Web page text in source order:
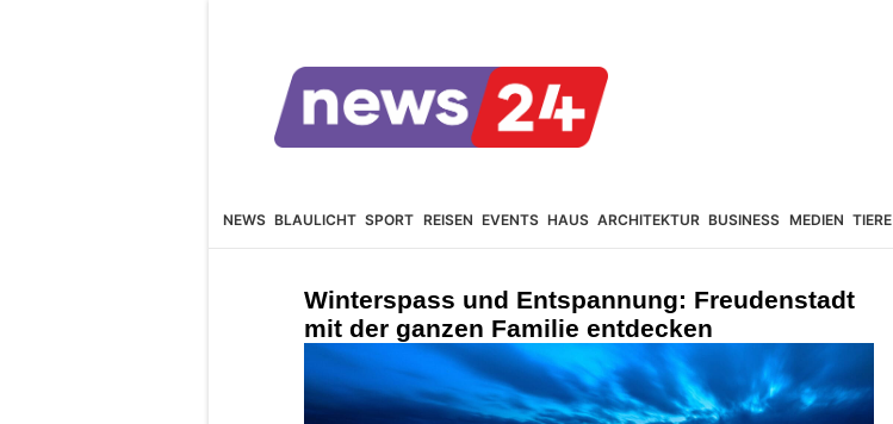
NEWS BLAULICHT SPORT REISEN EVENTS HAUS ARCHITEKTUR BUSINESS MEDIEN TIERE
Winterspass und Entspannung: Freudenstadt
mit der ganzen Familie entdecken